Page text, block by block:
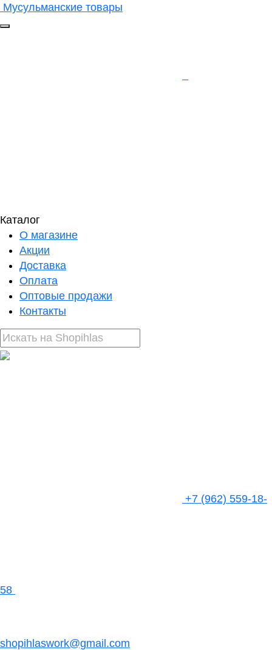
Мусульманские товары
Каталог
О магазине
Акции
Доставка
Оплата
Оптовые продажи
Контакты
+7 (962) 559-18-
58
shopihlaswork@gmail.com